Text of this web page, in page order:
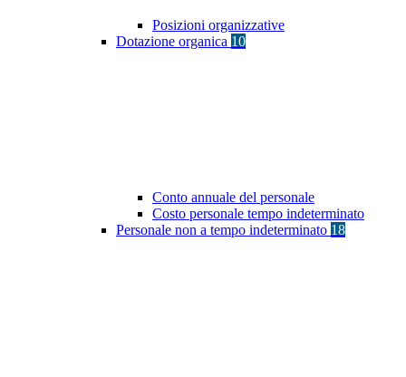
Posizioni organizzative
Dotazione organica 10
Conto annuale del personale
Costo personale tempo indeterminato
Personale non a tempo indeterminato 18